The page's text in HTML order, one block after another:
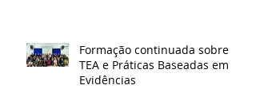
Formação continuada sobre
TEA e Práticas Baseadas em
Evidências